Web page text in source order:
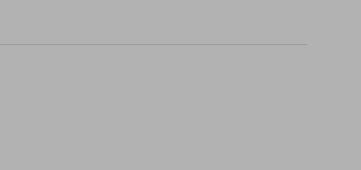
Belgique, Bruxelles, Bibliothèque royale